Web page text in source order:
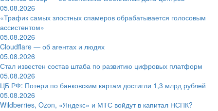
05.08.2026
«Трафик самых злостных спамеров обрабатывается голосовым
ассистентом»
05.08.2026
Cloudflare — об агентах и людях
05.08.2026
Стал известен состав штаба по развитию цифровых платформ
05.08.2026
ЦБ РФ: Потери по банковским картам достигли 1,3 млрд рублей
05.08.2026
Wildberries, Ozon, «Яндекс» и МТС войдут в капитал НСПК?